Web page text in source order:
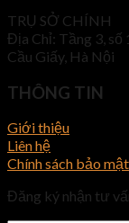
TRỤ SỞ CHÍNH
Địa Chỉ: Tầng 3, số
Cầu Giấy, Hà Nội
THÔNG TIN
Giới thiệu
Liên hệ
Chính sách bảo mật
Đăng ký nhận tư